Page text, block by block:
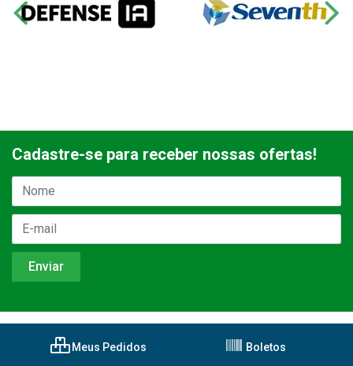
Cadastre-se para receber nossas ofertas!
Meus Pedidos Boletos